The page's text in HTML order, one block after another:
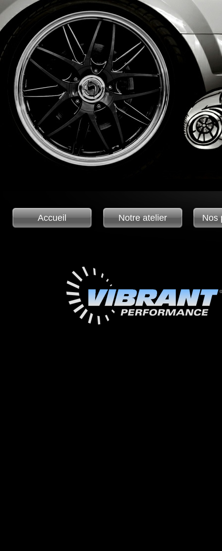
Notre atelier
Accueil Nos